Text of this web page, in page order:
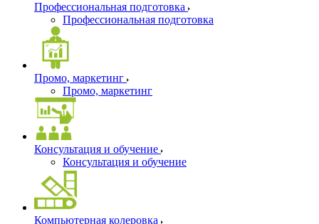
Профессиональная подготовка
Профессиональная подготовка
Промо, маркетинг
Промо, маркетинг
Консультация и обучение
Консультация и обучение
Компьютерная колеровка